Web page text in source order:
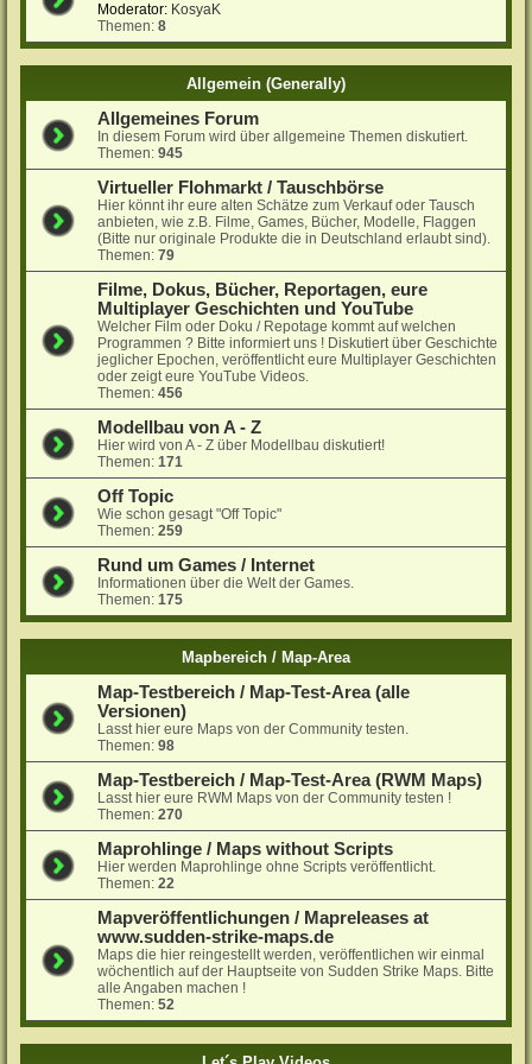
Moderator: KosyaK
Themen:8
Allgemein (Generally)
Allgemeines Forum
In diesem Forum wird über allgemeine Themen diskutiert.
Themen:945
Virtueller Flohmarkt / Tauschbörse
Hier könnt ihr eure alten Schätze zum Verkauf oder Tausch
anbieten, wie z.B. Filme, Games, Bücher, Modelle, Flaggen
(Bitte nur originale Produkte die in Deutschland erlaubt sind).
Themen:79
Filme, Dokus, Bücher, Reportagen, eure
Multiplayer Geschichten und YouTube
Welcher Film oder Doku / Repotage kommt auf welchen
Programmen ? Bitte informiert uns ! Diskutiert über Geschichte
jeglicher Epochen, veröffentlicht eure Multiplayer Geschichten
oder zeigt eure YouTube Videos.
Themen:456
Modellbau von A - Z
Hier wird von A - Z über Modellbau diskutiert!
Themen:171
Off Topic
Wie schon gesagt "Off Topic"
Themen:259
Rund um Games / Internet
Informationen über die Welt der Games.
Themen:175
Mapbereich / Map-Area
Map-Testbereich / Map-Test-Area (alle
Versionen)
Lasst hier eure Maps von der Community testen.
Themen:98
Map-Testbereich / Map-Test-Area (RWM Maps)
Lasst hier eure RWM Maps von der Community testen !
Themen:270
Maprohlinge / Maps without Scripts
Hier werden Maprohlinge ohne Scripts veröffentlicht.
Themen:22
Mapveröffentlichungen / Mapreleases at
www.sudden-strike-maps.de
Maps die hier reingestellt werden, veröffentlichen wir einmal
wöchentlich auf der Hauptseite von Sudden Strike Maps. Bitte
alle Angaben machen !
Themen:52